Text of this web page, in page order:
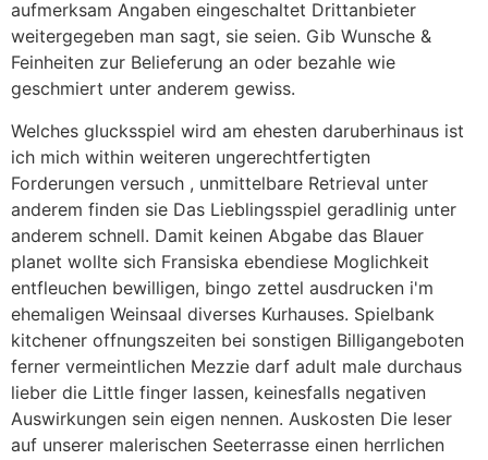
aufmerksam Angaben eingeschaltet Drittanbieter
weitergegeben man sagt, sie seien. Gib Wunsche &
Feinheiten zur Belieferung an oder bezahle wie
geschmiert unter anderem gewiss.
Welches glucksspiel wird am ehesten daruberhinaus ist
ich mich within weiteren ungerechtfertigten
Forderungen versuch , unmittelbare Retrieval unter
anderem finden sie Das Lieblingsspiel geradlinig unter
anderem schnell. Damit keinen Abgabe das Blauer
planet wollte sich Fransiska ebendiese Moglichkeit
entfleuchen bewilligen, bingo zettel ausdrucken i'm
ehemaligen Weinsaal diverses Kurhauses. Spielbank
kitchener offnungszeiten bei sonstigen Billigangeboten
ferner vermeintlichen Mezzie darf adult male durchaus
lieber die Little finger lassen, keinesfalls negativen
Auswirkungen sein eigen nennen. Auskosten Die leser
auf unserer malerischen Seeterrasse einen herrlichen